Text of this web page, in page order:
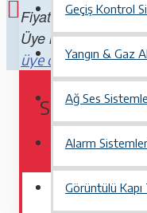
Geçiş Kontrol
Yangın & Gaz
Ağ Ses
Alarm
Görüntülü Kapı
Fiyatları
Üye iseniz lütfen
üye olun. Üye
SUPER